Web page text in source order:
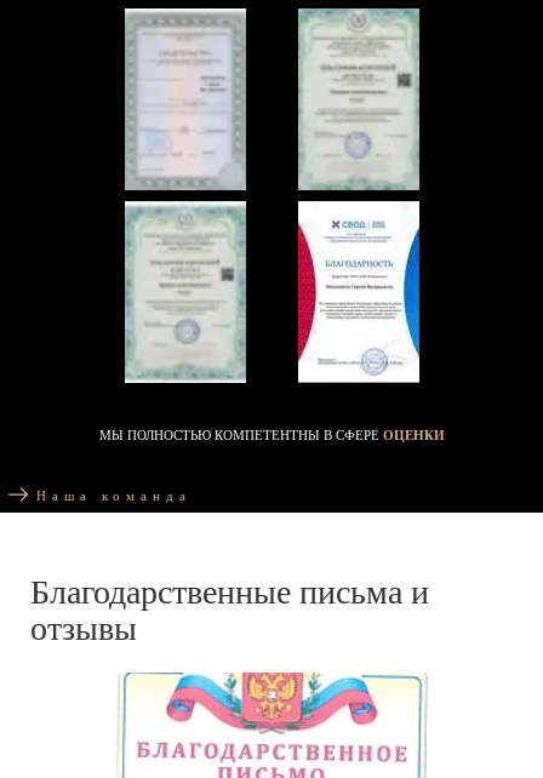
МЫ ПОЛНОСТЬЮ КОМПЕТЕНТНЫ В СФЕРЕ ОЦЕНКИ
Наша команда
Благодарственные письма и
отзывы